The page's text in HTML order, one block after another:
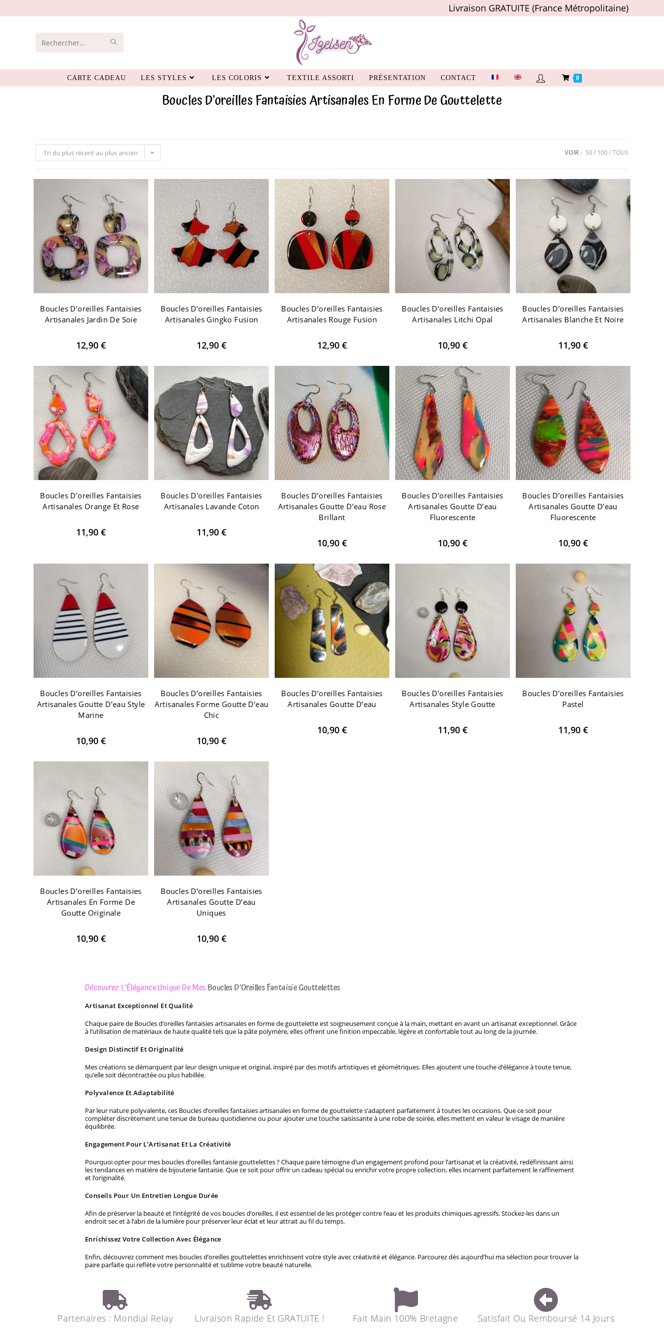
Livraison GRATUITE (France Métropolitaine)
Rechercher
CARTE CADEAU LES STYLES LES COLORIS TEXTILE ASSORTI PRÉSENTATION CONTACT 0
Boucles D'oreilles Fantaisies Artisanales En Forme De Gouttelette
Tri du plus récent au plus ancien VOIR : 50 100 TOUS
Boucles D’oreilles Fantaisies
Artisanales Jardin De Soie
12,90 €
Boucles D’oreilles Fantaisies
Artisanales Gingko Fusion
12,90 €
Boucles D’oreilles Fantaisies
Artisanales Rouge Fusion
12,90 €
Boucles D’oreilles Fantaisies
Artisanales Litchi Opal
10,90 €
Boucles D’oreilles Fantaisies
Artisanales Blanche Et Noire
11,90 €
Boucles D’oreilles Fantaisies
Artisanales Orange Et Rose
11,90 €
Boucles D’oreilles Fantaisies
Artisanales Lavande Coton
11,90 €
Boucles D’oreilles Fantaisies
Artisanales Goutte D’eau Rose
Brillant
10,90 €
Boucles D’oreilles Fantaisies
Artisanales Goutte D’eau
Fluorescente
10,90 €
Boucles D’oreilles Fantaisies
Artisanales Goutte D’eau
Fluorescente
10,90 €
Boucles D’oreilles Fantaisies
Artisanales Goutte D’eau Style
Marine
10,90 €
Boucles D’oreilles Fantaisies
Artisanales Forme Goutte D’eau
Chic
10,90 €
Boucles D’oreilles Fantaisies
Artisanales Goutte D’eau
10,90 €
Boucles D’oreilles Fantaisies
Artisanales Style Goutte
11,90 €
Boucles D’oreilles Fantaisies
Pastel
11,90 €
Boucles D’oreilles Fantaisies
Artisanales En Forme De
Goutte Originale
10,90 €
Boucles D’oreilles Fantaisies
Artisanales Goutte D’eau
Uniques
10,90 €
Découvrez L’Élégance Unique De MesBoucles D’Oreilles Fantaisie Gouttelettes
Artisanat Exceptionnel Et Qualité
Chaque paire de Boucles d’oreilles fantaisies artisanales en forme de gouttelette est soigneusement conçue à la main, mettant en avant un artisanat exceptionnel. Grâce
à l’utilisation de matériaux de haute qualité tels que la pâte polymère, elles offrent une finition impeccable, légère et confortable tout au long de la journée.
Design Distinctif Et Originalité
Mes créations se démarquent par leur design unique et original, inspiré par des motifs artistiques et géométriques. Elles ajoutent une touche d’élégance à toute tenue,
qu’elle soit décontractée ou plus habillée.
Polyvalence Et Adaptabilité
Par leur nature polyvalente, ces Boucles d’oreilles fantaisies artisanales en forme de gouttelette s’adaptent parfaitement à toutes les occasions. Que ce soit pour
compléter discrètement une tenue de bureau quotidienne ou pour ajouter une touche saisissante à une robe de soirée, elles mettent en valeur le visage de manière
équilibrée.
Engagement Pour L’Artisanat Et La Créativité
Pourquoi opter pour mes boucles d’oreilles fantaisie gouttelettes ? Chaque paire témoigne d’un engagement profond pour l’artisanat et la créativité, redéfinissant ainsi
les tendances en matière de bijouterie fantaisie. Que ce soit pour offrir un cadeau spécial ou enrichir votre propre collection, elles incarnent parfaitement le raffinement
et l’originalité.
Conseils Pour Un Entretien Longue Durée
Afin de préserver la beauté et l’intégrité de vos boucles d’oreilles, il est essentiel de les protéger contre l’eau et les produits chimiques agressifs. Stockez-les dans un
endroit sec et à l’abri de la lumière pour préserver leur éclat et leur attrait au fil du temps.
Enrichissez Votre Collection Avec Élégance
Enfin, découvrez comment mes boucles d’oreilles gouttelettes enrichissent votre style avec créativité et élégance. Parcourez dès aujourd’hui ma sélection pour trouver la
paire parfaite qui reflète votre personnalité et sublime votre beauté naturelle.
Partenaires : Mondial Relay Livraison Rapide Et GRATUITE ! Fait Main 100% Bretagne Satisfait Ou Remboursé 14 Jours